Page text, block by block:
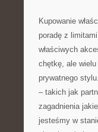
Kupowanie
poradę z
właściwych
chętkę, ale
prywatnego
– takich jak
zagadnienia
jesteśmy w